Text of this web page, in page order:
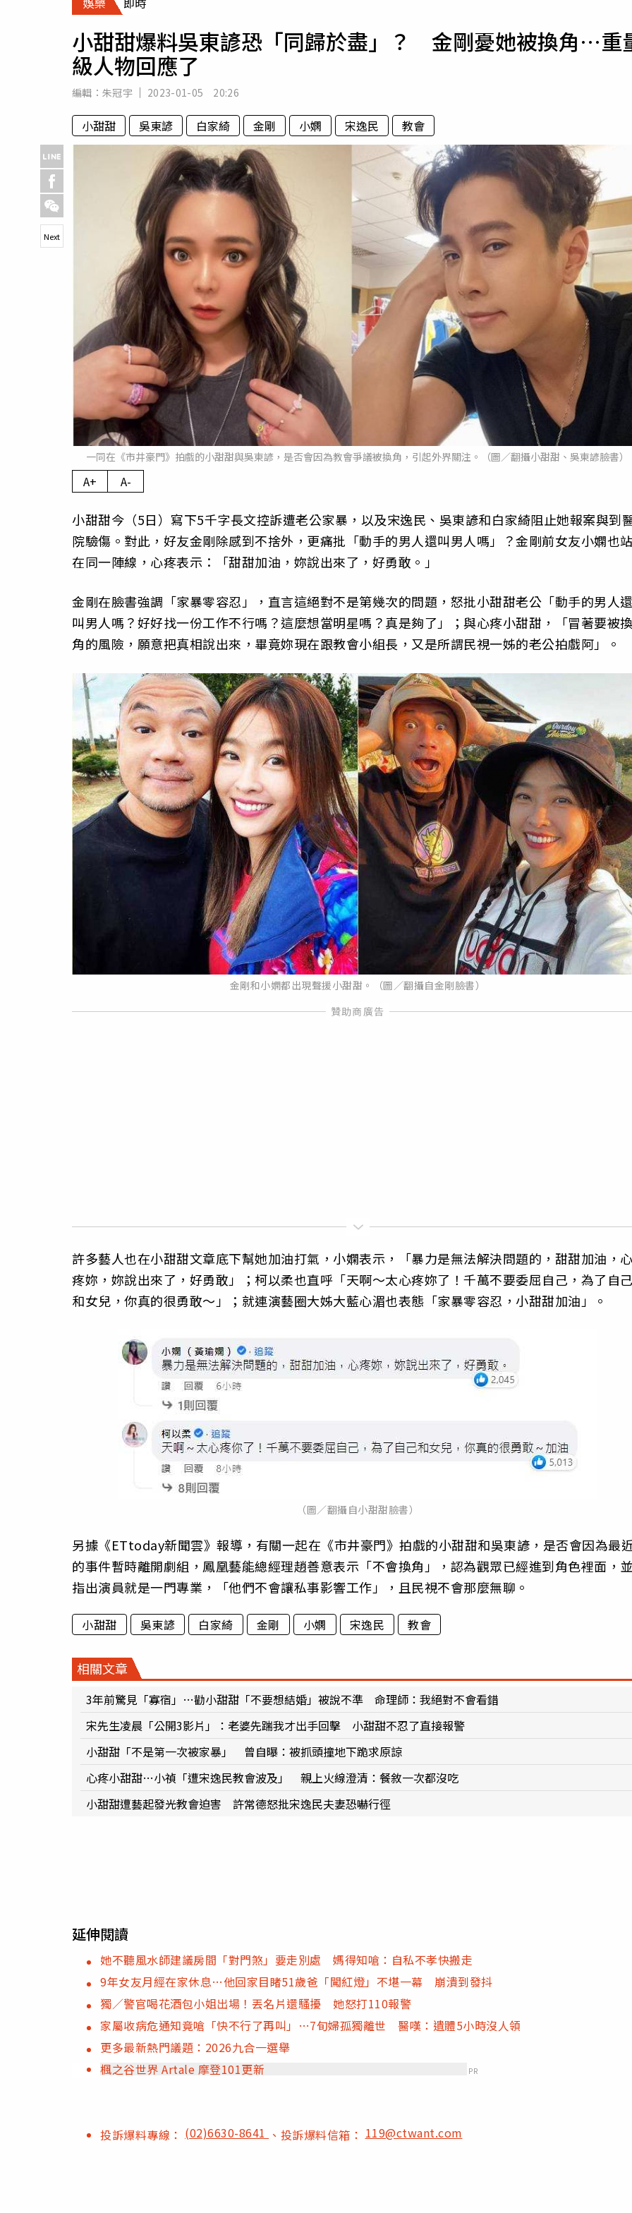
專欄
運勢
小甜甜爆料吳東諺恐「同歸於盡」？ 金剛憂她被換角…重
級人物回應了
編輯： 朱冠宇 2023-01-05 20:26
小甜甜 吳東諺 白家綺 金剛 小嫻 宋逸民 教會
一同在《市井豪門》拍戲的小甜甜與吳東諺，是否會因為教會爭議被換角，引起外界關注。（圖／翻攝小甜甜、吳東諺臉書）
Next
A+ A-
小甜甜今（5日）寫下5千字長文控訴遭老公家暴，以及宋逸民、吳東諺和白家綺阻止她報案與到
院驗傷。對此，好友金剛除感到不捨外，更痛批「動手的男人還叫男人嗎」？金剛前女友小嫻也
在同一陣線，心疼表示：「甜甜加油，妳說出來了，好勇敢。」
金剛在臉書強調「家暴零容忍」，直言這絕對不是第幾次的問題，怒批小甜甜老公「動手的男人
叫男人嗎？好好找一份工作不行嗎？這麼想當明星嗎？真是夠了」；與心疼小甜甜，「冒著要被
角的風險，願意把真相說出來，畢竟妳現在跟教會小組長，又是所謂民視一姊的老公拍戲阿」。
金剛和小嫻都出現聲援小甜甜。（圖／翻攝自金剛臉書）
許多藝人也在小甜甜文章底下幫她加油打氣，小嫻表示，「暴力是無法解決問題的，甜甜加油，
疼妳，妳說出來了，好勇敢」；柯以柔也直呼「天啊～太心疼妳了！千萬不要委屈自己，為了自
和女兒，你真的很勇敢～」；就連演藝圈大姊大藍心湄也表態「家暴零容忍，小甜甜加油」。
（圖／翻攝自小甜甜臉書）
另據《ETtoday新聞雲》報導，有關一起在《市井豪門》拍戲的小甜甜和吳東諺，是否會因為最
的事件暫時離開劇組，鳳凰藝能總經理趙善意表示「不會換角」，認為觀眾已經進到角色裡面，
指出演員就是一門專業，「他們不會讓私事影響工作」，且民視不會那麼無聊。
小甜甜 吳東諺 白家綺 金剛 小嫻 宋逸民 教會
相關文章
3年前驚見「寡宿」…勸小甜甜「不要想結婚」被說不準 命理師：我絕對不會看錯
宋先生凌晨「公開3影片」：老婆先踹我才出手回擊 小甜甜不忍了直接報警
小甜甜「不是第一次被家暴」 曾自曝：被抓頭撞地下跪求原諒
心疼小甜甜…小禎「遭宋逸民教會波及」 親上火線澄清：餐敘一次都沒吃
小甜甜遭藝起發光教會迫害 許常德怒批宋逸民夫妻恐嚇行徑
延伸閱讀
她不聽風水師建議房間「對門煞」要走別處 媽得知嗆：自私不孝快搬走
9年女友月經在家休息…他回家目睹51歲爸「闖紅燈」不堪一幕 崩潰到發抖
獨／警官喝花酒包小姐出場！丟名片還騷擾 她怒打110報警
家屬收病危通知竟嗆「快不行了再叫」…7旬婦孤獨離世 醫嘆：遺體5小時沒人領
更多最新熱門議題：2026九合一選舉
楓之谷世界 Artale 摩登101更新
PR
投訴爆料專線： (02)6630-8641 、投訴爆料信箱：119@ctwant.com